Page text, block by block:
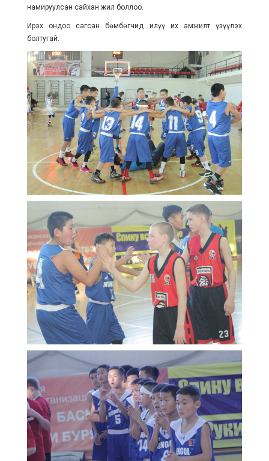
намируулсан сайхан жил боллоо.
Ирэх ондоо сагсан бөмбөгчид илүү их амжилт үзүүлэх
болтугай.